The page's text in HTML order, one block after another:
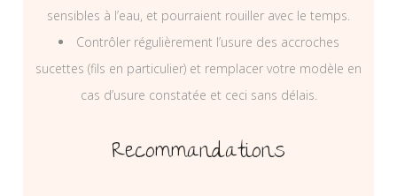
sensibles à l’eau, et pourraient rouiller avec le temps.
Contrôler régulièrement l’usure des accroches
sucettes (fils en particulier) et remplacer votre modèle en
cas d’usure constatée et ceci sans délais.
Recommandations